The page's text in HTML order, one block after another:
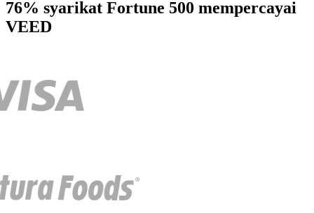
76% syarikat Fortune 500 mempercayai
VEED